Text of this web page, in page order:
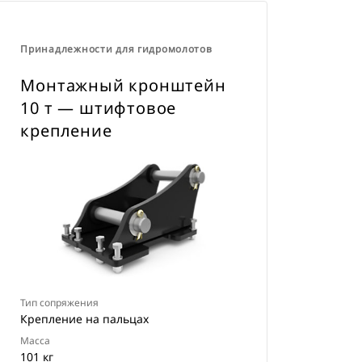
Принадлежности для гидромолотов
Монтажный кронштейн
10 т — штифтовое
крепление
Тип сопряжения
Крепление на пальцах
Масса
101 кг